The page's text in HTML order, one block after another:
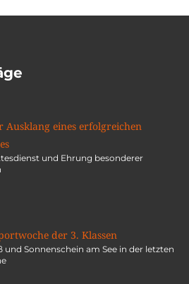
Ausklang eines erfolgreichen
und Ehrung besonderer
der 3. Klassen
und Sonnenschein am See in der letzten